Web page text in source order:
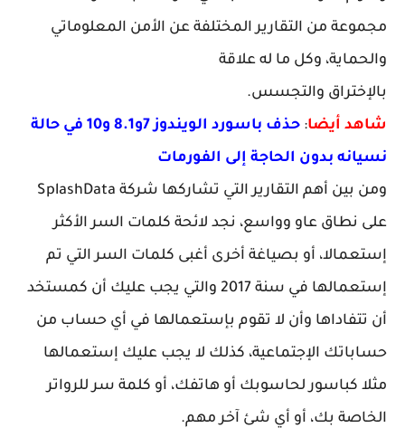
مجموعة من التقارير المختلفة عن الأمن المعلوماتي
والحماية، وكل ما له علاقة
بالإختراق والتجسس.
شاهد أيضا:
حذف باسورد الويندوز 7و8.1 و10 في حالة
نسيانه بدون الحاجة إلى الفورمات
ومن بين أهم التقارير التي تشاركها شركة SplashData
على نطاق عاو وواسع، نجد لائحة كلمات السر الأكثر
إستعمالا، أو بصياغة أخرى أغبى كلمات السر التي تم
إستعمالها في سنة 2017 والتي يجب عليك أن كمستخد
أن تتفاداها وأن لا تقوم بإستعمالها في أي حساب من
حساباتك الإجتماعية، كذلك لا يجب عليك إستعمالها
مثلا كباسور لحاسوبك أو هاتفك، أو كلمة سر للرواتر
الخاصة بك، أو أي شئ آخر مهم.